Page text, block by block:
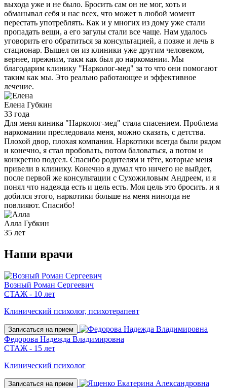
выхода уже и не было. Бросить сам он не мог, хоть и
обманывал себя и нас всех, что может в любой момент
перестать употреблять. Как и у многих из дому уже стали
пропадать вещи, а его загулы стали все чаще. Нам удалось
уговорить его обратиться за консультацией, а позже и лечь в
стационар. Вышел он из клиники уже другим человеком,
вернее, прежним, такм как был до наркомании. Мы
благодарим клинику "Нарколог-мед" за то что они помогают
таким как мы. Это реально работающее и эффективное
лечение.
Елена Губкин
33 года
Для меня киника "Нарколог-мед" стала спасением. Проблема
наркомании преследовала меня, можно сказать, с детства.
Плохой двор, плохая компания. Наркотики всегда были рядом
и конечно, я стал пробовать, потом баловаться, а потом и
конкретно подсел. Спасибо родителям и тёте, которые меня
привели в клинику. Конечно я думал что ничего не выйдет,
после первой же консультации с Сухожиловым Андреем, и я
понял что надежда есть и цель есть. Моя цель это бросить. и я
добился этого, наркотики больше на меня ниногда не
повлияют. Спасибо!
Алла Губкин
35 лет
Наши врачи
Возный Роман Сергеевич
СТАЖ - 10 лет
Клинический психолог, психотерапевт
Записаться на прием
Федорова Надежда Владимировна
СТАЖ - 15 лет
Клинический психолог
Записаться на прием